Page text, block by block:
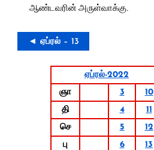
ஆண்டவரின் அருள்வாக்கு.
◄ ஏப்ரல் – 13
ஏப்ரல்-2022
ஞா
3 10
தி
4 11
செ
5 12
பு
6 13